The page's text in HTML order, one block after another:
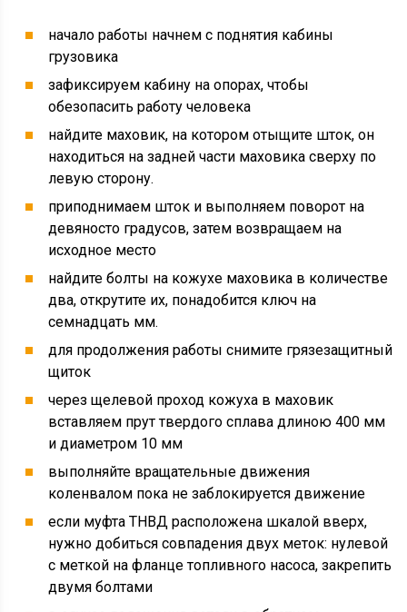
начало работы начнем с поднятия кабины
грузовика
зафиксируем кабину на опорах, чтобы
обезопасить работу человека
найдите маховик, на котором отыщите шток, он
находиться на задней части маховика сверху по
левую сторону.
приподнимаем шток и выполняем поворот на
девяносто градусов, затем возвращаем на
исходное место
найдите болты на кожухе маховика в количестве
два, открутите их, понадобится ключ на
семнадцать мм.
для продолжения работы снимите грязезащитный
щиток
через щелевой проход кожуха в маховик
вставляем прут твердого сплава длиною 400 мм
и диаметром 10 мм
выполняйте вращательные движения
коленвалом пока не заблокируется движение
если муфта ТНВД расположена шкалой вверх,
нужно добиться совпадения двух меток: нулевой
с меткой на фланце топливного насоса, закрепить
двумя болтами